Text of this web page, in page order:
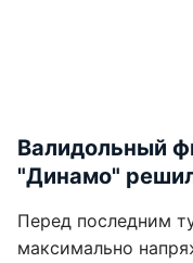
Валидольный
"Динамо"
Перед последним
максимально